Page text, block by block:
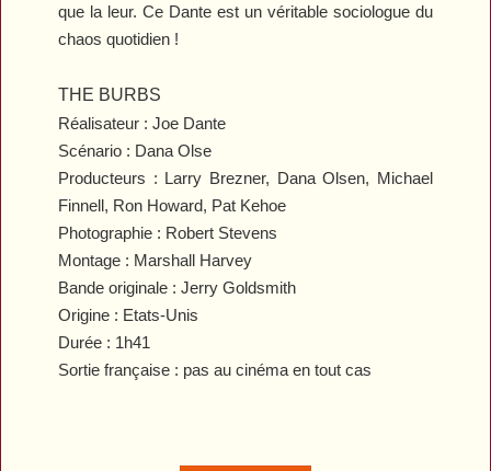
que la leur. Ce Dante est un véritable sociologue du
chaos quotidien !
THE BURBS
Réalisateur : Joe Dante
Scénario : Dana Olse
Producteurs : Larry Brezner, Dana Olsen, Michael
Finnell, Ron Howard, Pat Kehoe
Photographie : Robert Stevens
Montage : Marshall Harvey
Bande originale : Jerry Goldsmith
Origine : Etats-Unis
Durée : 1h41
Sortie française : pas au cinéma en tout cas